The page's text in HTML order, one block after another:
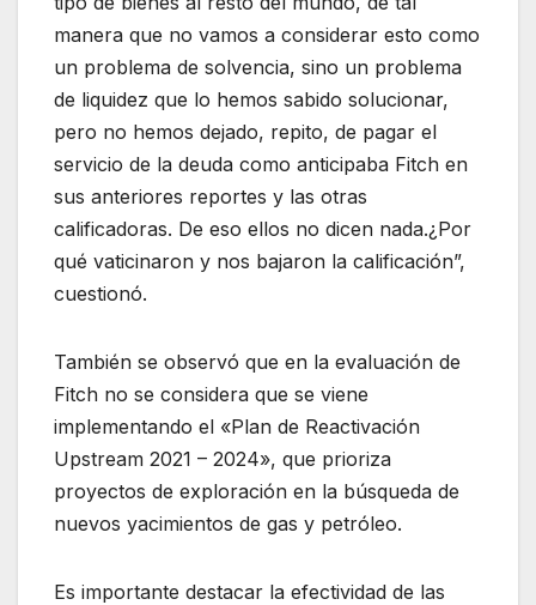
manera que no vamos a considerar esto como
un problema de solvencia, sino un problema
de liquidez que lo hemos sabido solucionar,
pero no hemos dejado, repito, de pagar el
servicio de la deuda como anticipaba Fitch en
sus anteriores reportes y las otras
calificadoras. De eso ellos no dicen nada.¿Por
qué vaticinaron y nos bajaron la calificación”,
cuestionó.
También se observó que en la evaluación de
Fitch no se considera que se viene
implementando el «Plan de Reactivación
Upstream 2021 – 2024», que prioriza
proyectos de exploración en la búsqueda de
nuevos yacimientos de gas y petróleo.
Es importante destacar la efectividad de las